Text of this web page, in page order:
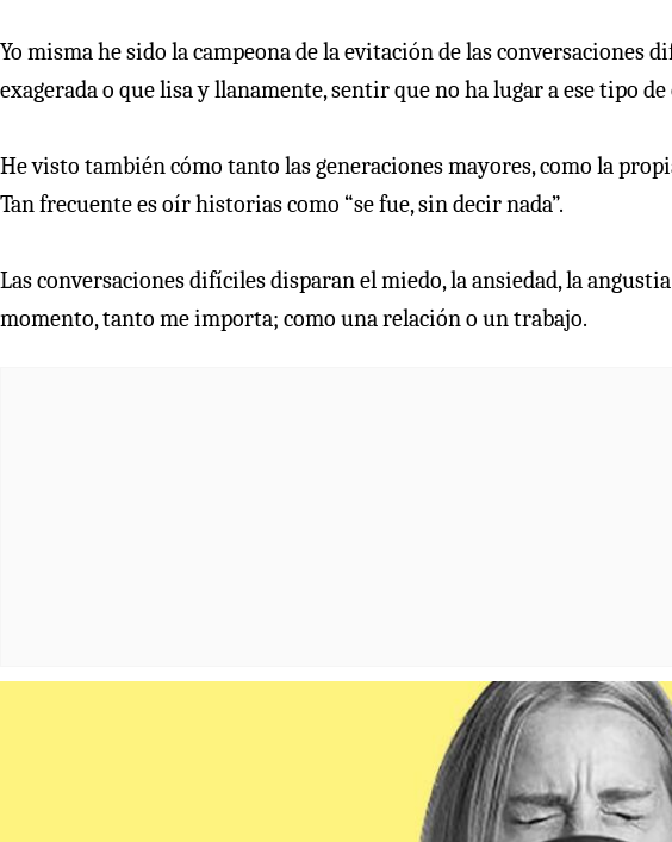
Yo misma he sido la campeona de la evitación de las conversaciones
exagerada o que lisa y llanamente, sentir que no ha lugar a ese tipo
He visto también cómo tanto las generaciones mayores, como la
Tan frecuente es oír historias como “se fue, sin decir nada”.
Las conversaciones difíciles disparan el miedo, la ansiedad, la
momento, tanto me importa; como una relación o un trabajo.